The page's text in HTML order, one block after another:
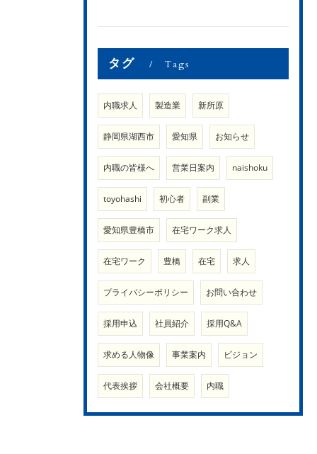
タグ Tags
内職求人 製造業 新所原
静岡県湖西市 愛知県 お知らせ
内職の皆様へ 営業日案内 naishoku
toyohashi 初心者 副業
愛知県豊橋市 在宅ワーク求人
在宅ワーク 豊橋 在宅 求人
プライバシーポリシー お問い合わせ
採用申込 社員紹介 採用Q&A
求める人物像 事業案内 ビジョン
代表挨拶 会社概要 内職